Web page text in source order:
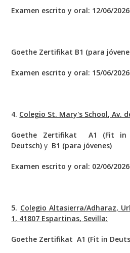
Examen escrito y oral: 12/06/2026
Goethe Zertifikat B1 (para
Examen escrito y oral: 15/06/2026
4. Colegio St. Mary's School,Av.
Goethe Zertifikat A1 (Fit in
Deutsch) y B1 (para jóvenes)
Examen escrito y oral: 02/06/2026
5. Colegio Altasierra/Adharaz,
1, 41807 Espartinas, Sevilla:
Goethe Zertifikat A1 (Fit in